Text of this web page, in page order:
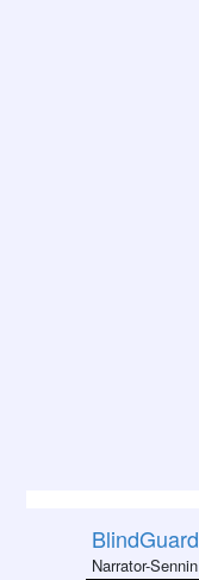
BlindGuard
Narrator-Sennin